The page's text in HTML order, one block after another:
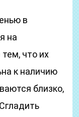
в
на
что их
к наличию
близко,